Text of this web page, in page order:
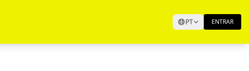
PT ENTRAR